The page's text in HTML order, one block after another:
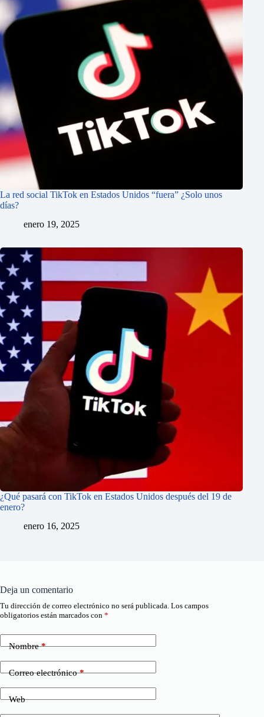
La red social TikTok en Estados Unidos “fuera” ¿Solo unos
días?
enero 19, 2025
¿Qué pasará con TikTok en Estados Unidos después del 19 de
enero?
enero 16, 2025
Deja un comentario
Tu dirección de correo electrónico no será publicada. Los campos
obligatorios están marcados con *
Nombre*
Correo electrónico*
Web